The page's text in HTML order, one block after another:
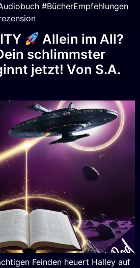
#BücherEmpfehlungen
Allein im All?
schlimmster
jetzt! Von S.A.
Feinden heuert Halley auf